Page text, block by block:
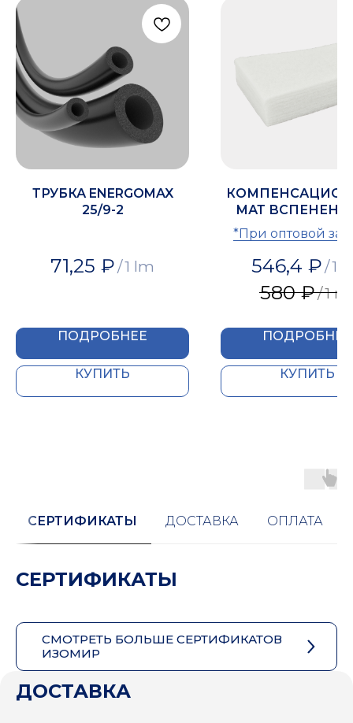
ТРУБКА ENERGOMAX
25/9-2
71,25 ₽/1 lm
ПОДРОБНЕЕ
КУПИТЬ
МАТ
ПОЛИЭТИЛЕНА
50 ММ
*При оптовой
546,4 ₽/1
580 ₽/1
ПОДРОБНЕЕ
КУПИТЬ
СЕРТИФИКАТЫ ДОСТАВКА ОПЛАТА
СЕРТИФИКАТЫ
СМОТРЕТЬ БОЛЬШЕ СЕРТИФИКАТОВ
ИЗОМИР
ДОСТАВКА